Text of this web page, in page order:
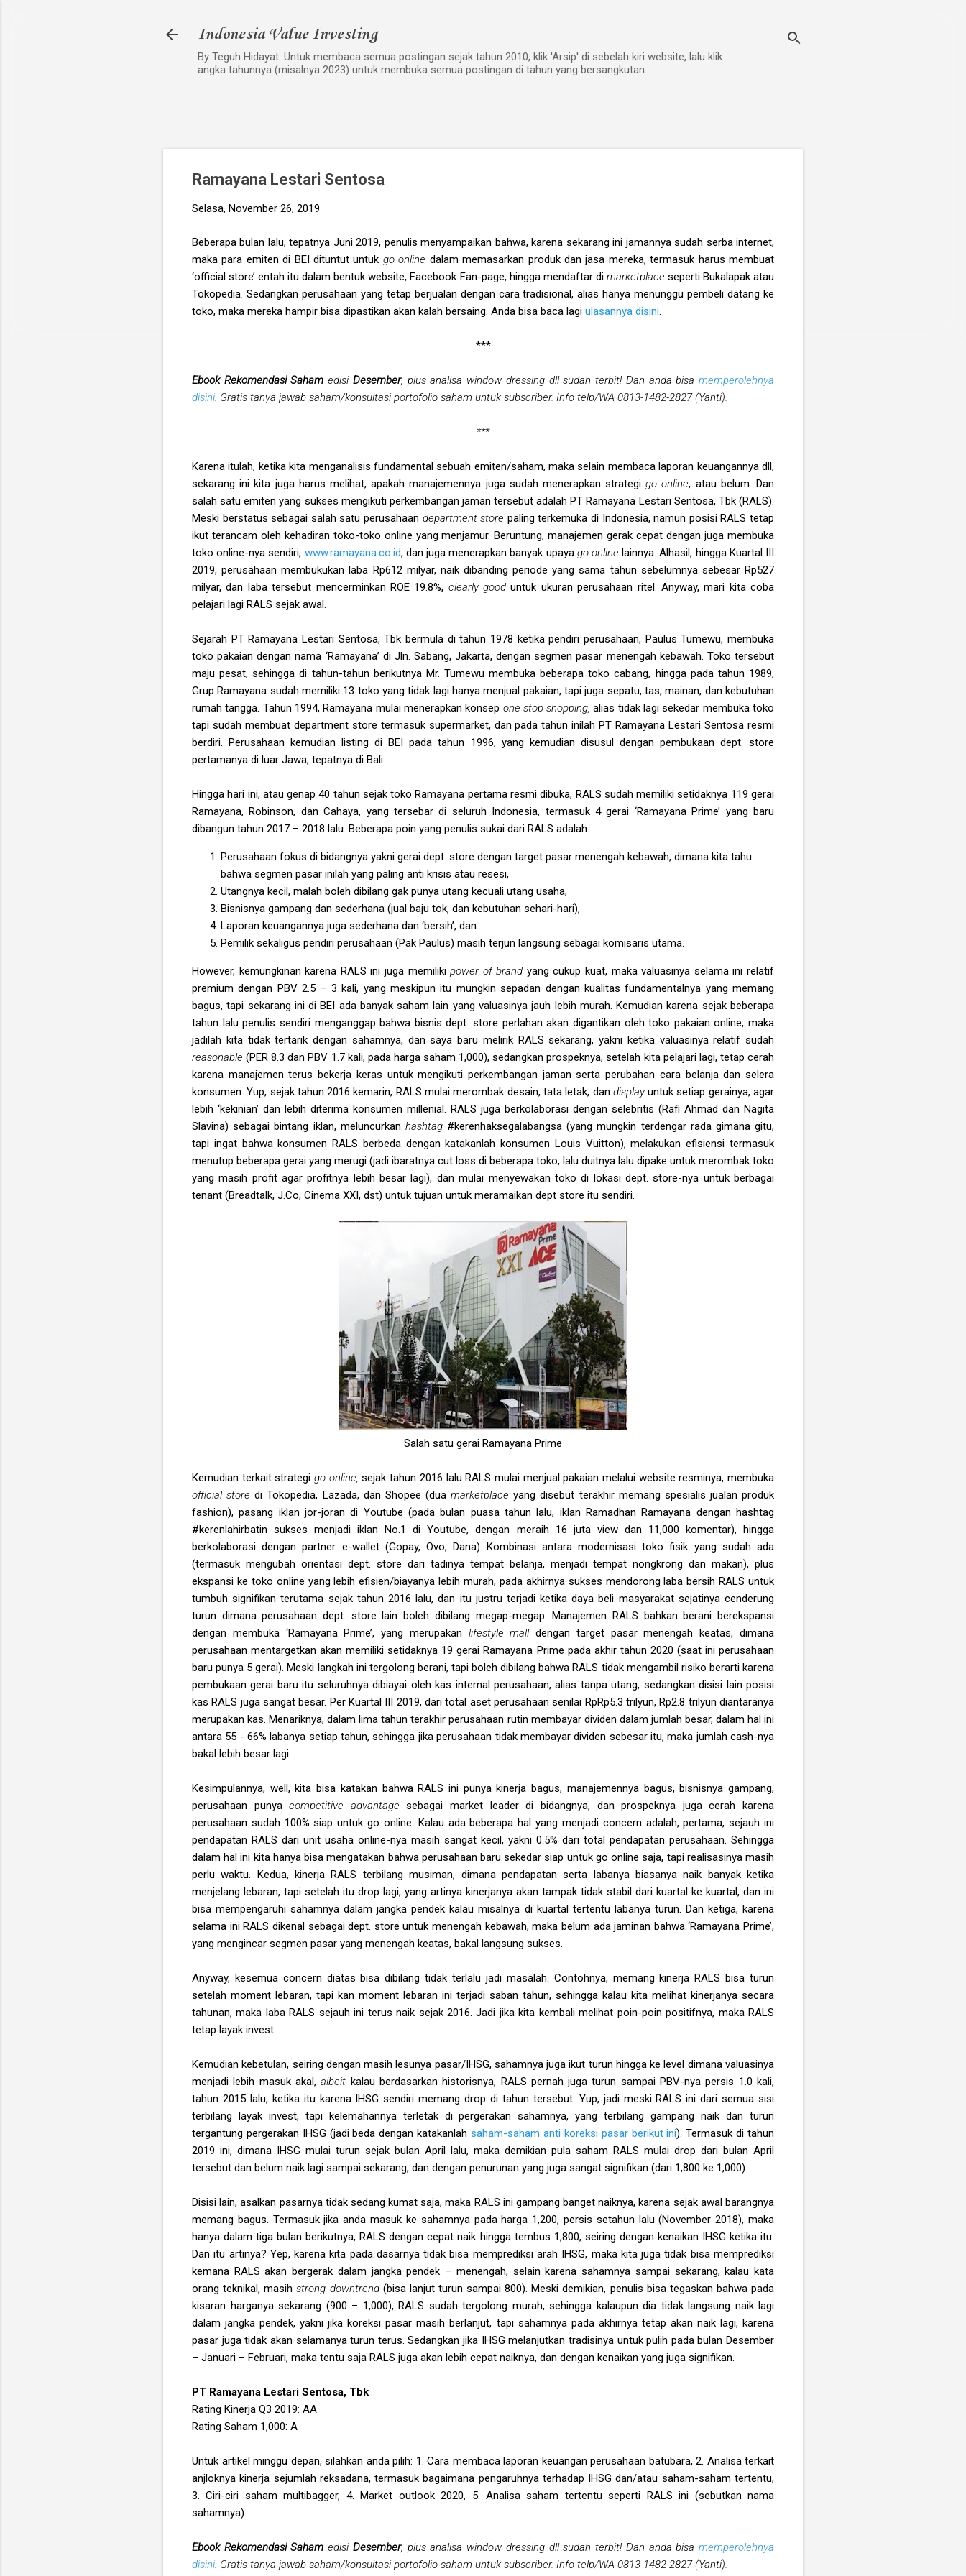
Indonesia Value Investing
By Teguh Hidayat. Untuk membaca semua postingan sejak tahun 2010, klik 'Arsip' di sebelah kiri website, lalu klik
angka tahunnya (misalnya 2023) untuk membuka semua postingan di tahun yang bersangkutan.
Ramayana Lestari Sentosa
Selasa, November 26, 2019
Beberapa bulan lalu, tepatnya Juni 2019, penulis menyampaikan bahwa, karena sekarang ini jamannya sudah serba internet,
maka para emiten di BEI dituntut untuk go online dalam memasarkan produk dan jasa mereka, termasuk harus membuat
‘official store’ entah itu dalam bentuk website, Facebook Fan-page, hingga mendaftar di marketplace seperti Bukalapak atau
Tokopedia Sedangkan perusahaan yang tetap berjualan dengan cara tradisional, alias hanya menunggu pembeli datang ke
toko, maka mereka hampir bisa dipastikan akan kalah bersaing. Anda bisa baca lagi ulasannya disini
***
Ebook Rekomendasi Saham edisi Desember, plus analisa window dressing dll sudah terbit! Dan anda bisamemperolehnya
disini . Gratis tanya jawab saham/konsultasi portofolio saham untuk subscriber. Info telp/WA 0813-1482-2827 (Yanti).
***
Karena itulah, ketika kita menganalisis fundamental sebuah emiten/saham, maka selain membaca laporan keuangannya dll,
sekarang ini kita juga harus melihat, apakah manajemennya juga sudah menerapkan strategigo online, atau belum. Dan
salah satu emiten yang sukses mengikuti perkembangan jaman tersebut adalah PT Ramayana Lestari Sentosa, Tbk (RALS).
Meski berstatus sebagai salah satu perusahaan department store paling terkemuka di Indonesia, namun posisi RALS tetap
ikut terancam oleh kehadiran toko-toko online yang menjamur. Beruntung, manajemen gerak cepat dengan juga membuka
toko online-nya sendiri, www.ramayana.co.id, dan juga menerapkan banyak upaya go onlinelainnya. Alhasil, hingga Kuartal III
2019, perusahaan membukukan laba Rp612 milyar, naik dibanding periode yang sama tahun sebelumnya sebesar Rp527
milyar, dan laba tersebut mencerminkan ROE 19.8%, clearly gooduntuk ukuran perusahaan ritel. Anyway, mari kita coba
pelajari lagi RALS sejak awal.
Sejarah PT Ramayana Lestari Sentosa, Tbk bermula di tahun 1978 ketika pendiri perusahaan, Paulus Tumewu, membuka
toko pakaian dengan nama ‘Ramayana’ di Jln. Sabang, Jakarta, dengan segmen pasar menengah kebawah. Toko tersebut
maju pesat, sehingga di tahun-tahun berikutnya Mr. Tumewu membuka beberapa toko cabang, hingga pada tahun 1989,
Grup Ramayana sudah memiliki 13 toko yang tidak lagi hanya menjual pakaian, tapi juga sepatu, tas, mainan, dan kebutuhan
rumah tangga. Tahun 1994, Ramayana mulai menerapkan konsep one stop shopping,alias tidak lagi sekedar membuka toko
tapi sudah membuat department store termasuk supermarket, dan pada tahun inilah PT Ramayana Lestari Sentosa resmi
berdiri. Perusahaan kemudian listing di BEI pada tahun 1996, yang kemudian disusul dengan pembukaan dept. store
pertamanya di luar Jawa, tepatnya di Bali.
Hingga hari ini, atau genap 40 tahun sejak toko Ramayana pertama resmi dibuka, RALS sudah memiliki setidaknya 119 gerai
Ramayana, Robinson, dan Cahaya, yang tersebar di seluruh Indonesia, termasuk 4 gerai ‘Ramayana Prime’ yang baru
dibangun tahun 2017 – 2018 lalu. Beberapa poin yang penulis sukai dari RALS adalah:
Perusahaan fokus di bidangnya yakni gerai dept. store dengan target pasar menengah kebawah, dimana kita tahu
bahwa segmen pasar inilah yang paling anti krisis atau resesi,
Utangnya kecil, malah boleh dibilang gak punya utang kecuali utang usaha,
Bisnisnya gampang dan sederhana (jual baju tok, dan kebutuhan sehari-hari),
Laporan keuangannya juga sederhana dan ‘bersih’, dan
Pemilik sekaligus pendiri perusahaan (Pak Paulus) masih terjun langsung sebagai komisaris utama.
However, kemungkinan karena RALS ini juga memilikipower of brand yang cukup kuat, maka valuasinya selama ini relatif
premium dengan PBV 2.5 – 3 kali, yang meskipun itu mungkin sepadan dengan kualitas fundamentalnya yang memang
bagus, tapi sekarang ini di BEI ada banyak saham lain yang valuasinya jauh lebih murah. Kemudian karena sejak beberapa
tahun lalu penulis sendiri menganggap bahwa bisnis dept. store perlahan akan digantikan oleh toko pakaian online, maka
jadilah kita tidak tertarik dengan sahamnya, dan saya baru melirik RALS sekarang, yakni ketika valuasinya relatif sudah
reasonable(PER 8.3 dan PBV 1.7 kali, pada harga saham 1,000), sedangkan prospeknya, setelah kita pelajari lagi, tetap cerah
karena manajemen terus bekerja keras untuk mengikuti perkembangan jaman serta perubahan cara belanja dan selera
konsumen. Yup, sejak tahun 2016 kemarin, RALS mulai merombak desain, tata letak, dan displayuntuk setiap gerainya, agar
lebih ‘kekinian’ dan lebih diterima konsumen millenial. RALS juga berkolaborasi dengan selebritis (Rafi Ahmad dan Nagita
Slavina) sebagai bintang iklan, meluncurkan hashtag #kerenhaksegalabangsa (yang mungkin terdengar rada gimana gitu,
tapi ingat bahwa konsumen RALS berbeda dengan katakanlah konsumen Louis Vuitton), melakukan efisiensi termasuk
menutup beberapa gerai yang merugi (jadi ibaratnya cut loss di beberapa toko, lalu duitnya lalu dipake untuk merombak toko
yang masih profit agar profitnya lebih besar lagi), dan mulai menyewakan toko di lokasi dept. store-nya untuk berbagai
tenant (Breadtalk, J.Co, Cinema XXI, dst) untuk tujuan untuk meramaikan dept store itu sendiri.
Salah satu gerai Ramayana Prime
Kemudian terkait strategigo online,sejak tahun 2016 lalu RALS mulai menjual pakaian melalui website resminya, membuka
official storedi Tokopedia, Lazada, dan Shopee (duamarketplaceyang disebut terakhir memang spesialis jualan produk
fashion), pasang iklan jor-joran di Youtube (pada bulan puasa tahun lalu, iklan Ramadhan Ramayana dengan hashtag
#kerenlahirbatin sukses menjadi iklan No.1 di Youtube, dengan meraih 16 juta view dan 11,000 komentar), hingga
berkolaborasi dengan partner e-wallet (Gopay, Ovo, Dana) Kombinasi antara modernisasi toko fisik yang sudah ada
(termasuk mengubah orientasi dept. store dari tadinya tempat belanja, menjadi tempat nongkrong dan makan), plus
ekspansi ke toko online yang lebih efisien/biayanya lebih murah, pada akhirnya sukses mendorong laba bersih RALS untuk
tumbuh signifikan terutama sejak tahun 2016 lalu, dan itu justru terjadi ketika daya beli masyarakat sejatinya cenderung
turun dimana perusahaan dept. store lain boleh dibilang megap-megap. Manajemen RALS bahkan berani berekspansi
dengan membuka ‘Ramayana Prime’, yang merupakan lifestyle malldengan target pasar menengah keatas, dimana
perusahaan mentargetkan akan memiliki setidaknya 19 gerai Ramayana Prime pada akhir tahun 2020 (saat ini perusahaan
baru punya 5 gerai). Meski langkah ini tergolong berani, tapi boleh dibilang bahwa RALS tidak mengambil risiko berarti karena
pembukaan gerai baru itu seluruhnya dibiayai oleh kas internal perusahaan, alias tanpa utang, sedangkan disisi lain posisi
kas RALS juga sangat besar. Per Kuartal III 2019, dari total aset perusahaan senilai RpRp5.3 trilyun, Rp2.8 trilyun diantaranya
merupakan kas. Menariknya, dalam lima tahun terakhir perusahaan rutin membayar dividen dalam jumlah besar, dalam hal ini
antara 55 - 66% labanya setiap tahun, sehingga jika perusahaan tidak membayar dividen sebesar itu, maka jumlah cash-nya
bakal lebih besar lagi.
Kesimpulannya, well, kita bisa katakan bahwa RALS ini punya kinerja bagus, manajemennya bagus, bisnisnya gampang,
perusahaan punyacompetitive advantagesebagai market leader di bidangnya, dan prospeknya juga cerah karena
perusahaan sudah 100% siap untuk go online. Kalau ada beberapa hal yang menjadi concern adalah, pertama, sejauh ini
pendapatan RALS dari unit usaha online-nya masih sangat kecil, yakni 0.5% dari total pendapatan perusahaan. Sehingga
dalam hal ini kita hanya bisa mengatakan bahwa perusahaan baru sekedar siap untuk go online saja, tapi realisasinya masih
perlu waktu. Kedua, kinerja RALS terbilang musiman, dimana pendapatan serta labanya biasanya naik banyak ketika
menjelang lebaran, tapi setelah itu drop lagi, yang artinya kinerjanya akan tampak tidak stabil dari kuartal ke kuartal, dan ini
bisa mempengaruhi sahamnya dalam jangka pendek kalau misalnya di kuartal tertentu labanya turun. Dan ketiga, karena
selama ini RALS dikenal sebagai dept. store untuk menengah kebawah, maka belum ada jaminan bahwa ‘Ramayana Prime’,
yang mengincar segmen pasar yang menengah keatas, bakal langsung sukses.
Anyway, kesemua concern diatas bisa dibilang tidak terlalu jadi masalah. Contohnya, memang kinerja RALS bisa turun
setelah moment lebaran, tapi kan moment lebaran ini terjadi saban tahun, sehingga kalau kita melihat kinerjanya secara
tahunan, maka laba RALS sejauh ini terus naik sejak 2016. Jadi jika kita kembali melihat poin-poin positifnya, maka RALS
tetap layak invest.
Kemudian kebetulan, seiring dengan masih lesunya pasar/IHSG, sahamnya juga ikut turun hingga ke level dimana valuasinya
menjadi lebih masuk akal,albeit kalau berdasarkan historisnya, RALS pernah juga turun sampai PBV-nya persis 1.0 kali,
tahun 2015 lalu, ketika itu karena IHSG sendiri memang drop di tahun tersebut. Yup, jadi meski RALS ini dari semua sisi
terbilang layak invest, tapi kelemahannya terletak di pergerakan sahamnya, yang terbilang gampang naik dan turun
tergantung pergerakan IHSG (jadi beda dengan katakanlahsaham-saham anti koreksi pasar berikut ini). Termasuk di tahun
2019 ini, dimana IHSG mulai turun sejak bulan April lalu, maka demikian pula saham RALS mulai drop dari bulan April
tersebut dan belum naik lagi sampai sekarang, dan dengan penurunan yang juga sangat signifikan (dari 1,800 ke 1,000).
Disisi lain, asalkan pasarnya tidak sedang kumat saja, maka RALS ini gampang banget naiknya, karena sejak awal barangnya
memang bagus. Termasuk jika anda masuk ke sahamnya pada harga 1,200, persis setahun lalu (November 2018), maka
hanya dalam tiga bulan berikutnya, RALS dengan cepat naik hingga tembus 1,800, seiring dengan kenaikan IHSG ketika itu.
Dan itu artinya? Yep, karena kita pada dasarnya tidak bisa memprediksi arah IHSG, maka kita juga tidak bisa memprediksi
kemana RALS akan bergerak dalam jangka pendek – menengah, selain karena sahamnya sampai sekarang, kalau kata
orang teknikal, masihstrong downtrend (bisa lanjut turun sampai 800). Meski demikian, penulis bisa tegaskan bahwa pada
kisaran harganya sekarang (900 – 1,000), RALS sudah tergolong murah, sehingga kalaupun dia tidak langsung naik lagi
dalam jangka pendek, yakni jika koreksi pasar masih berlanjut, tapi sahamnya pada akhirnya tetap akan naik lagi, karena
pasar juga tidak akan selamanya turun terus. Sedangkan jika IHSG melanjutkan tradisinya untuk pulih pada bulan Desember
– Januari – Februari, maka tentu saja RALS juga akan lebih cepat naiknya, dan dengan kenaikan yang juga signifikan.
PT Ramayana Lestari Sentosa, Tbk
Rating Kinerja Q3 2019: AA
Rating Saham 1,000: A
Untuk artikel minggu depan, silahkan anda pilih: 1. Cara membaca laporan keuangan perusahaan batubara, 2. Analisa terkait
anjloknya kinerja sejumlah reksadana, termasuk bagaimana pengaruhnya terhadap IHSG dan/atau saham-saham tertentu,
3. Ciri-ciri saham multibagger, 4. Market outlook 2020, 5. Analisa saham tertentu seperti RALS ini (sebutkan nama
sahamnya).
Ebook Rekomendasi Saham edisi Desember, plus analisa window dressing dll sudah terbit! Dan anda bisamemperolehnya
disini . Gratis tanya jawab saham/konsultasi portofolio saham untuk subscriber. Info telp/WA 0813-1482-2827 (Yanti).